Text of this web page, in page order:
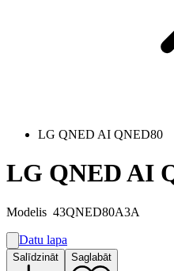
LG QNED AI QNED80
LG QNED AI
Modelis 43QNED80A3A
A
G
Datu lapa
Salīdzināt Saglabāt